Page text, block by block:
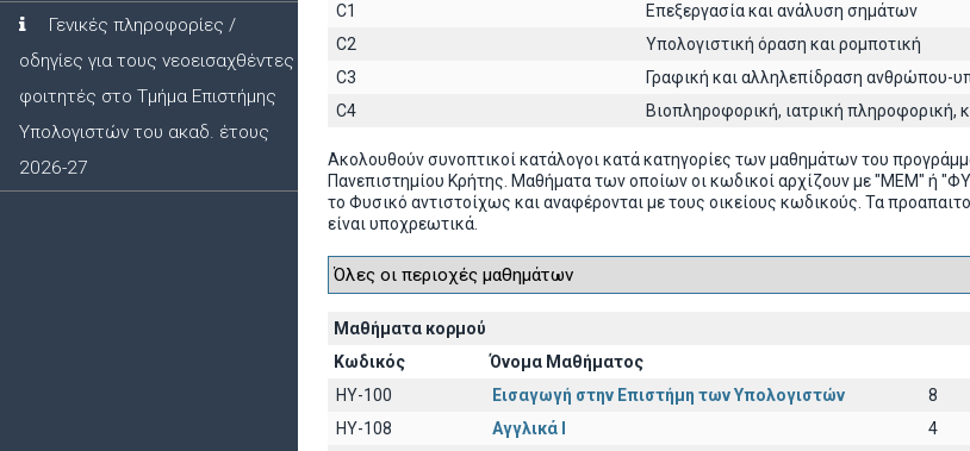
Γενικές πληροφορίες /
οδηγίες για τους νεοεισαχθέντες
φοιτητές στο Τμήμα Επιστήμης
Υπολογιστών του ακαδ. έτους
2026-27
C1
Επεξεργασία και ανάλυση σημάτων
C2
Υπολογιστική όραση και ρομποτική
C3
Γραφική και αλληλεπίδραση ανθρώπου-
C4
Βιοπληροφορική, ιατρική πληροφορική,
Ακολουθούν συνοπτικοί κατάλογοι κατά κατηγορίες των μαθημάτων του
Πανεπιστημίου Κρήτης. Μαθήματα των οποίων οι κωδικοί αρχίζουν με "ΜΕΜ" ή
το Φυσικό αντιστοίχως και αναφέρονται με τους οικείους κωδικούς. Τα
είναι υποχρεωτικά.
Μαθήματα κορμού
Κωδικός
Όνομα Μαθήματος
HY-100
Εισαγωγή στην Επιστήμη των Υπολογιστών 8
HY-108
Αγγλικά I 4